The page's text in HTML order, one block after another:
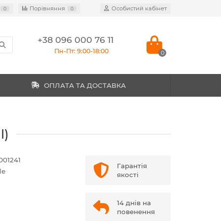
0 Порівняння 0 Особистий кабінет
+38 096 000 76 11
Пн-Пт: 9:00-18:00 0
ОПЛАТА ТА ДОСТАВКА
Гарантія
якості
14 днів на
повенення